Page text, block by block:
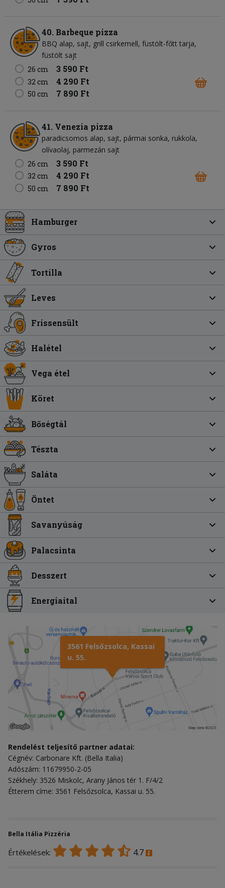
40. Barbeque pizza
BBQ alap sajt grill csirkemell füstölt-főtt tarja
füstölt sajt
26 cm
3 590 Ft
32 cm 4 290 Ft
50 cm 7 890 Ft
41. Venezia pizza
paradicsomos alap sajt pármai sonka rukkola
olívaolaj parmezán sajt
26 cm
3 590 Ft
32 cm 4 290 Ft
50 cm 7 890 Ft
Hamburger
Gyros
Tortilla
Leves
Frissensült
Halétel
Vega étel
Köret
Bőségtál
Tészta
Saláta
Öntet
Savanyúság
Palacsinta
Desszert
Energiaital
3561 Felsőzsolca, Kassai
u. 55.
Rendelést teljesítő partner adatai:
Cégnév: Carbonare Kft. (Bella Italia)
Adószám: 11679950-2-05
Székhely: 3526 Miskolc, Arany János tér 1. F/4/2
Étterem címe: 3561 Felsőzsolca, Kassai u. 55.
Bella Itália Pizzéria
Értékelések: 4.7